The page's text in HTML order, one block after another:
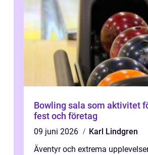
Bowling sala som aktivitet
fest och företag
09 juni 2026
Karl Lindgren
Äventyr och extrema upplevelser